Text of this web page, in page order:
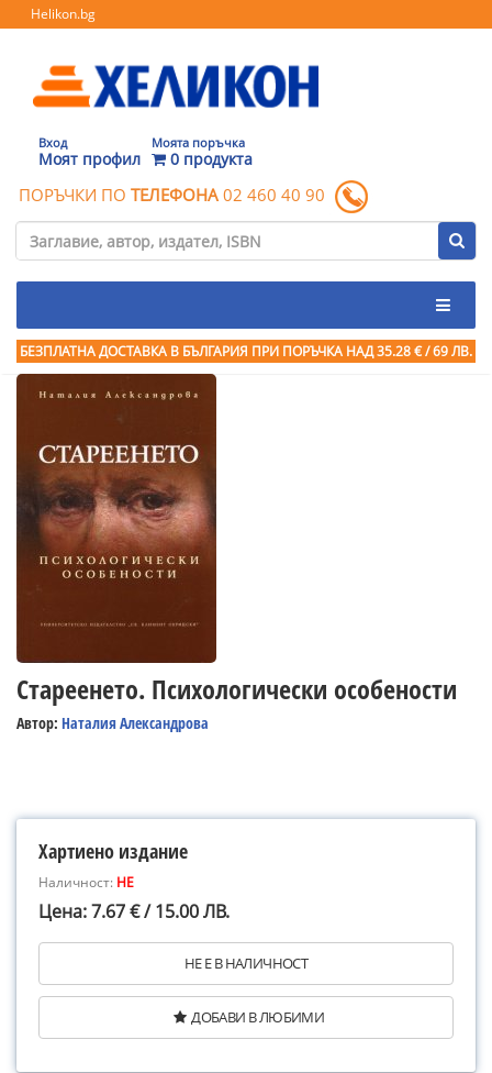
Helikon.bg
Вход
Моят профил
Моята поръчка
0 продукта
ПОРЪЧКИ ПО ТЕЛЕФОНА 02 460 40 90
БЕЗПЛАТНА ДОСТАВКА В БЪЛГАРИЯ ПРИ ПОРЪЧКА НАД 35.28 € / 69 ЛВ.
Стареенето. Психологически особености
Автор: Наталия Александрова
Хартиено издание
Наличност: НЕ
Цена: 7.67 € / 15.00 ЛВ.
НЕ Е В НАЛИЧНОСТ
ДОБАВИ В ЛЮБИМИ